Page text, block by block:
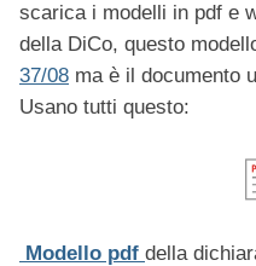
scarica i modelli in pdf e
della DiCo, questo
37/08 ma è il documento
Usano tutti questo:
Modello pdf della